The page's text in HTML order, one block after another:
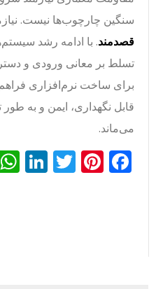
سنگین چارچوب‌ها نیست.
قصدمند. با ادامه رشد سیستم‌ها
برای ساخت نرم‌افزاری
قابل نگهداری، ایمن و به طور
می‌ماند.
Facebook